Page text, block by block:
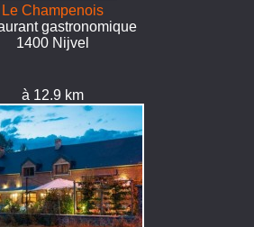
Le Champenois
gastronomique
1400 Nijvel
à 12.9 km